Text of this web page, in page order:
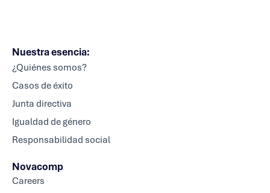
Nuestra esencia:
¿Quiénes somos?
Casos de éxito
Junta directiva
Igualdad de género
Responsabilidad social
Novacomp
Careers